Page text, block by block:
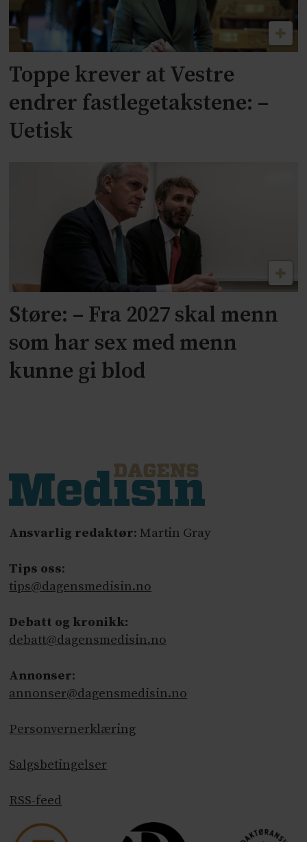
Toppe krever at Vestre
endrer fastlegetakstene: –
Uetisk
Støre: – Fra 2027 skal menn
som har sex med menn
kunne gi blod
Ansvarlig redaktør: Martin Gray
Tips oss:
tips@dagensmedisin.no
Debatt og kronikk:
debatt@dagensmedisin.no
Annonser:
annonser@dagensmedisin.no
Personvernerklæring
Salgsbetingelser
RSS-feed